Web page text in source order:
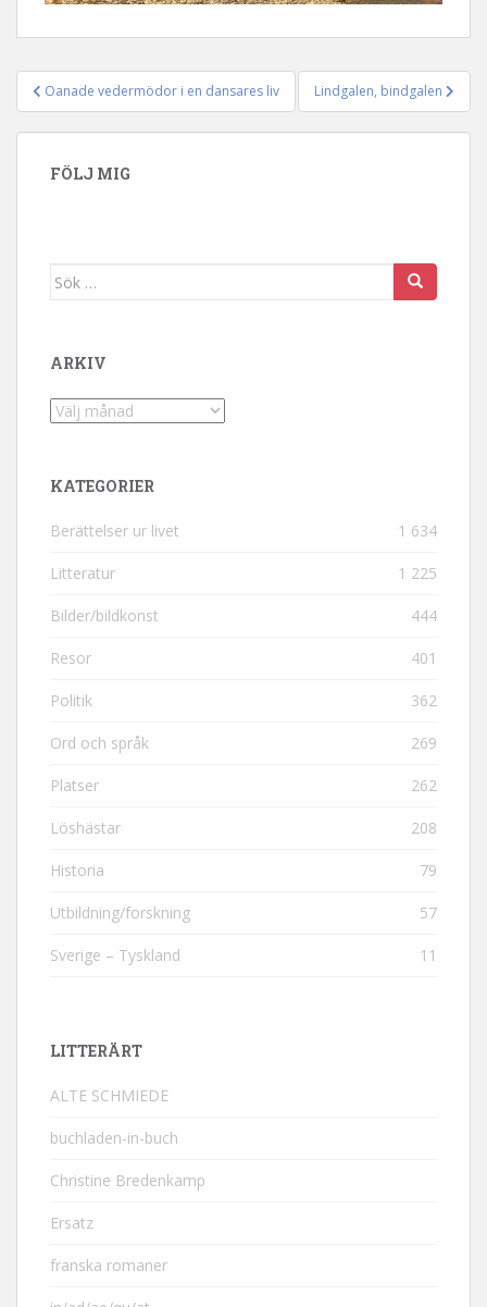
Inläggsnavigering
Oanade vedermödor i en dansares liv Lindgalen, bindgalen
FÖLJ MIG
Sök efter:
ARKIV
Arkiv
KATEGORIER
Berättelser ur livet 1 634
Litteratur 1 225
Bilder/bildkonst 444
Resor 401
Politik 362
Ord och språk 269
Platser 262
Löshästar 208
Historia 79
Utbildning/forskning 57
Sverige – Tyskland 11
LITTERÄRT
ALTE SCHMIEDE
buchladen-in-buch
Christine Bredenkamp
Ersatz
franska romaner